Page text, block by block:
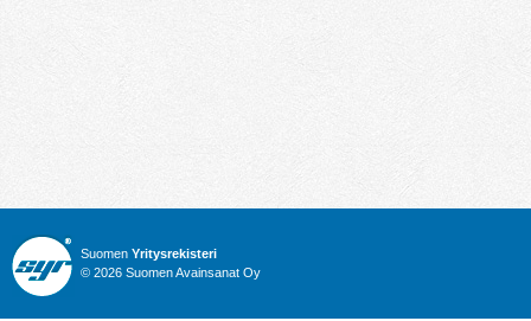
Suomen Yritysrekisteri
© 2026 Suomen Avainsanat Oy